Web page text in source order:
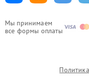
Мы принимаем
все формы оплаты